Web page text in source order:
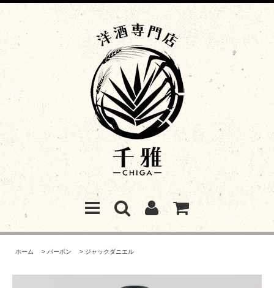
ホーム > バーボン > ジャックダニエル